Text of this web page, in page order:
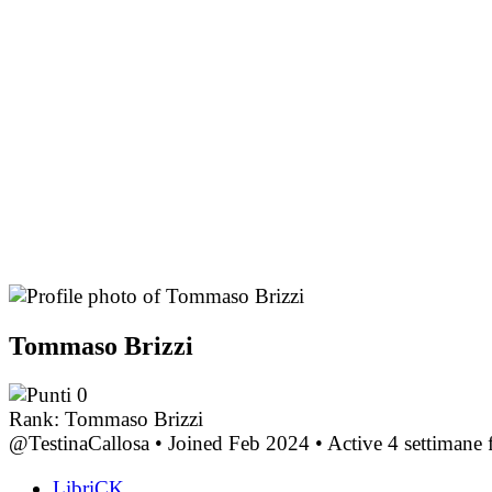
Tommaso Brizzi
0
Rank: Tommaso Brizzi
@TestinaCallosa • Joined Feb 2024 • Active 4 settimane